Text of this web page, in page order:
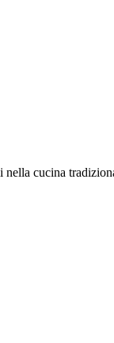
nella cucina